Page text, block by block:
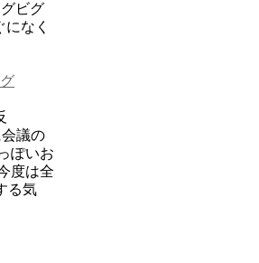
ビグ
なく
議の
ぽいお
度は全
る気